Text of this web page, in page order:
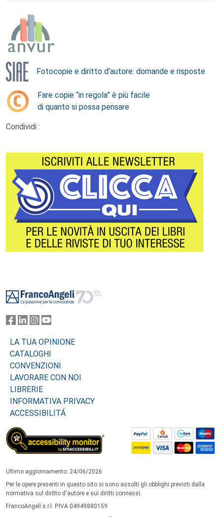
Fotocopie e diritto d’autore: domande e risposte
Fare copie “in regola” è più facile
di quanto si possa pensare
Condividi :
LA TUA OPINIONE
CATALOGHI
CONVENZIONI
LAVORARE CON NOI
LIBRERIE
INFORMATIVA PRIVACY
ACCESSIBILITÁ
Ultimo aggiornamento: 24/06/2026
Per le opere presenti in questo sito si sono assolti gli obblighi previsti dalla
normativa sul diritto d'autore e sui diritti connessi.
FrancoAngeli s.r.l. P.IVA 04949880159